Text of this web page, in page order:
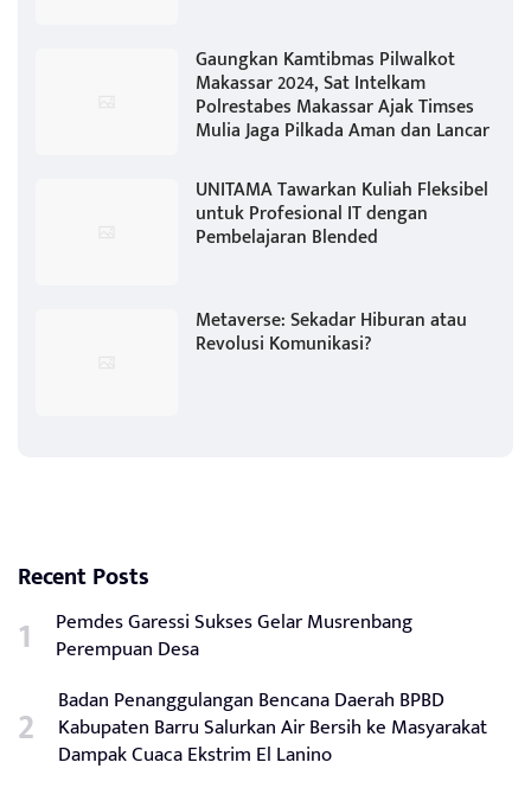
Gaungkan Kamtibmas Pilwalkot
Makassar 2024, Sat Intelkam
Polrestabes Makassar Ajak Timses
Mulia Jaga Pilkada Aman dan Lancar
UNITAMA Tawarkan Kuliah Fleksibel
untuk Profesional IT dengan
Pembelajaran Blended
Metaverse: Sekadar Hiburan atau
Revolusi Komunikasi?
Recent Posts
Pemdes Garessi Sukses Gelar Musrenbang
Perempuan Desa
Badan Penanggulangan Bencana Daerah BPBD
Kabupaten Barru Salurkan Air Bersih ke Masyarakat
Dampak Cuaca Ekstrim El Lanino